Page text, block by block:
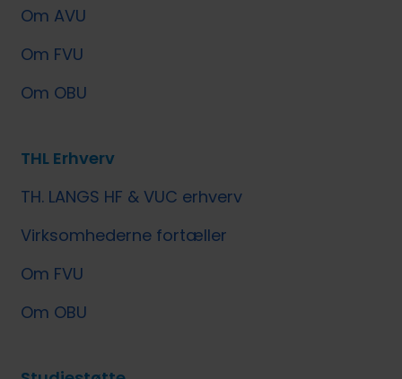
Om AVU
Om FVU
Om OBU
THL Erhverv
TH. LANGS HF & VUC erhverv
Virksomhederne fortæller
Om FVU
Om OBU